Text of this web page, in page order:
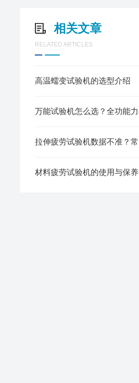
相关文章
RELATED ARTICLES
高温蠕变试验机的选型介绍
材料疲劳试验机的使用与保养